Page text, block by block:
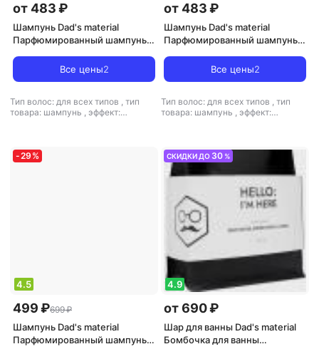
от 483 ₽
Шампунь Dad's material
Парфюмированный шампунь
Currant Absinthe & Mandarin
250 мл
Все цены2
Тип волос: для всех типов , тип
товара: шампунь , эффект:
от 483 ₽
Шампунь Dad's material
Парфюмированный шампунь
Patchouli 250 мл
Все цены2
Тип волос: для всех типов , тип
товара: шампунь , эффект:
-29 %
4.5
499 ₽699 ₽
Шампунь Dad's material
Парфюмированный шампунь
СКИДКИ ДО 30 %
4.9
от 690 ₽
Шар для ванны Dad's material
Бомбочка для ванны